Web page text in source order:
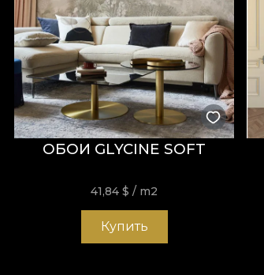
ОБОИ GLYCINE SOFT
41,84$ / m2
Купить